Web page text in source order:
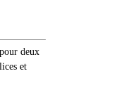
deux
et